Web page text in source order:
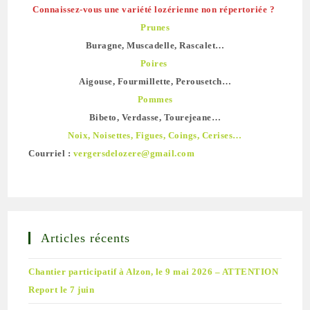
Connaissez-vous une variété lozérienne non répertoriée ?
Prunes
Buragne, Muscadelle, Rascalet…
Poires
Aigouse, Fourmillette, Perousetch…
Pommes
Bibeto, Verdasse, Tourejeane…
Noix, Noisettes, Figues, Coings, Cerises…
Courriel : vergersdelozere@gmail.com
Articles récents
Chantier participatif à Alzon, le 9 mai 2026 – ATTENTION
Report le 7 juin